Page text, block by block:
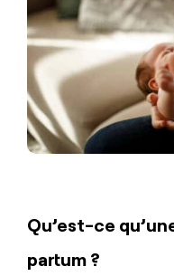
Qu’est-ce
partum ?